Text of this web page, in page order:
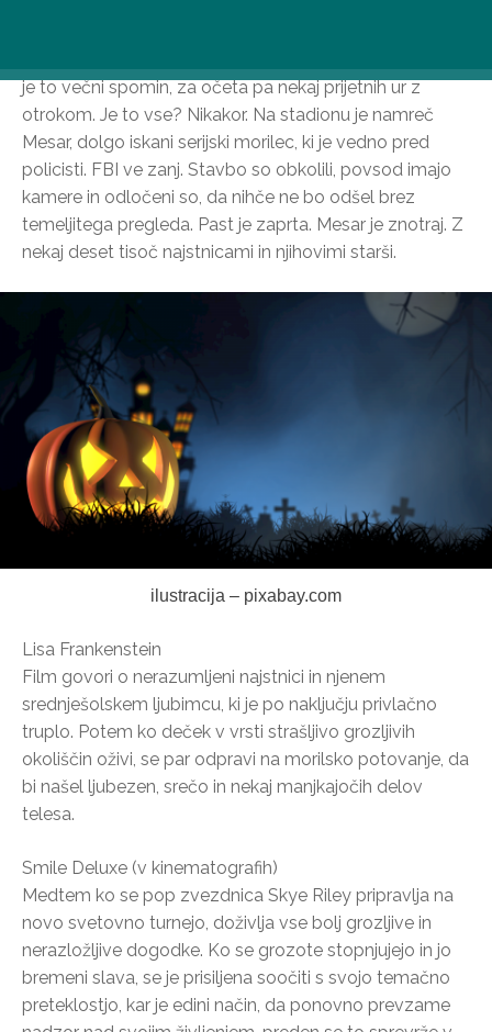
je to večni spomin, za očeta pa nekaj prijetnih ur z
otrokom. Je to vse? Nikakor. Na stadionu je namreč
Mesar, dolgo iskani serijski morilec, ki je vedno pred
policisti. FBI ve zanj. Stavbo so obkolili, povsod imajo
kamere in odločeni so, da nihče ne bo odšel brez
temeljitega pregleda. Past je zaprta. Mesar je znotraj. Z
nekaj deset tisoč najstnicami in njihovimi starši.
ilustracija – pixabay.com
Lisa Frankenstein
Film govori o nerazumljeni najstnici in njenem
srednješolskem ljubimcu, ki je po naključju privlačno
truplo. Potem ko deček v vrsti strašljivo grozljivih
okoliščin oživi, se par odpravi na morilsko potovanje, da
bi našel ljubezen, srečo in nekaj manjkajočih delov
telesa.
Smile Deluxe (v kinematografih)
Medtem ko se pop zvezdnica Skye Riley pripravlja na
novo svetovno turnejo, doživlja vse bolj grozljive in
nerazložljive dogodke. Ko se grozote stopnjujejo in jo
bremeni slava, se je prisiljena soočiti s svojo temačno
preteklostjo, kar je edini način, da ponovno prevzame